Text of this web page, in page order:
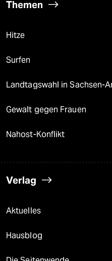
Themen
Hitze
Surfen
Landtagswahl in Sachsen-
Gewalt gegen Frauen
Nahost-Konflikt
Verlag
Aktuelles
Hausblog